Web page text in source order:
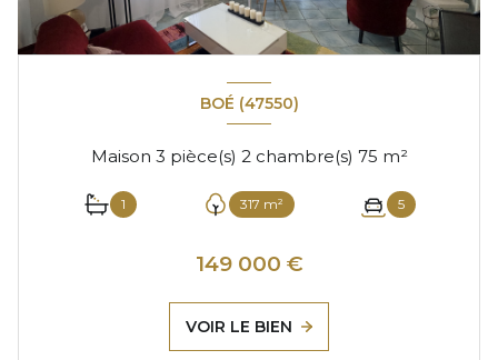
BOÉ (47550)
Maison 3 pièce(s) 2 chambre(s) 75 m²
1 317 m² 5
149 000 €
VOIR LE BIEN